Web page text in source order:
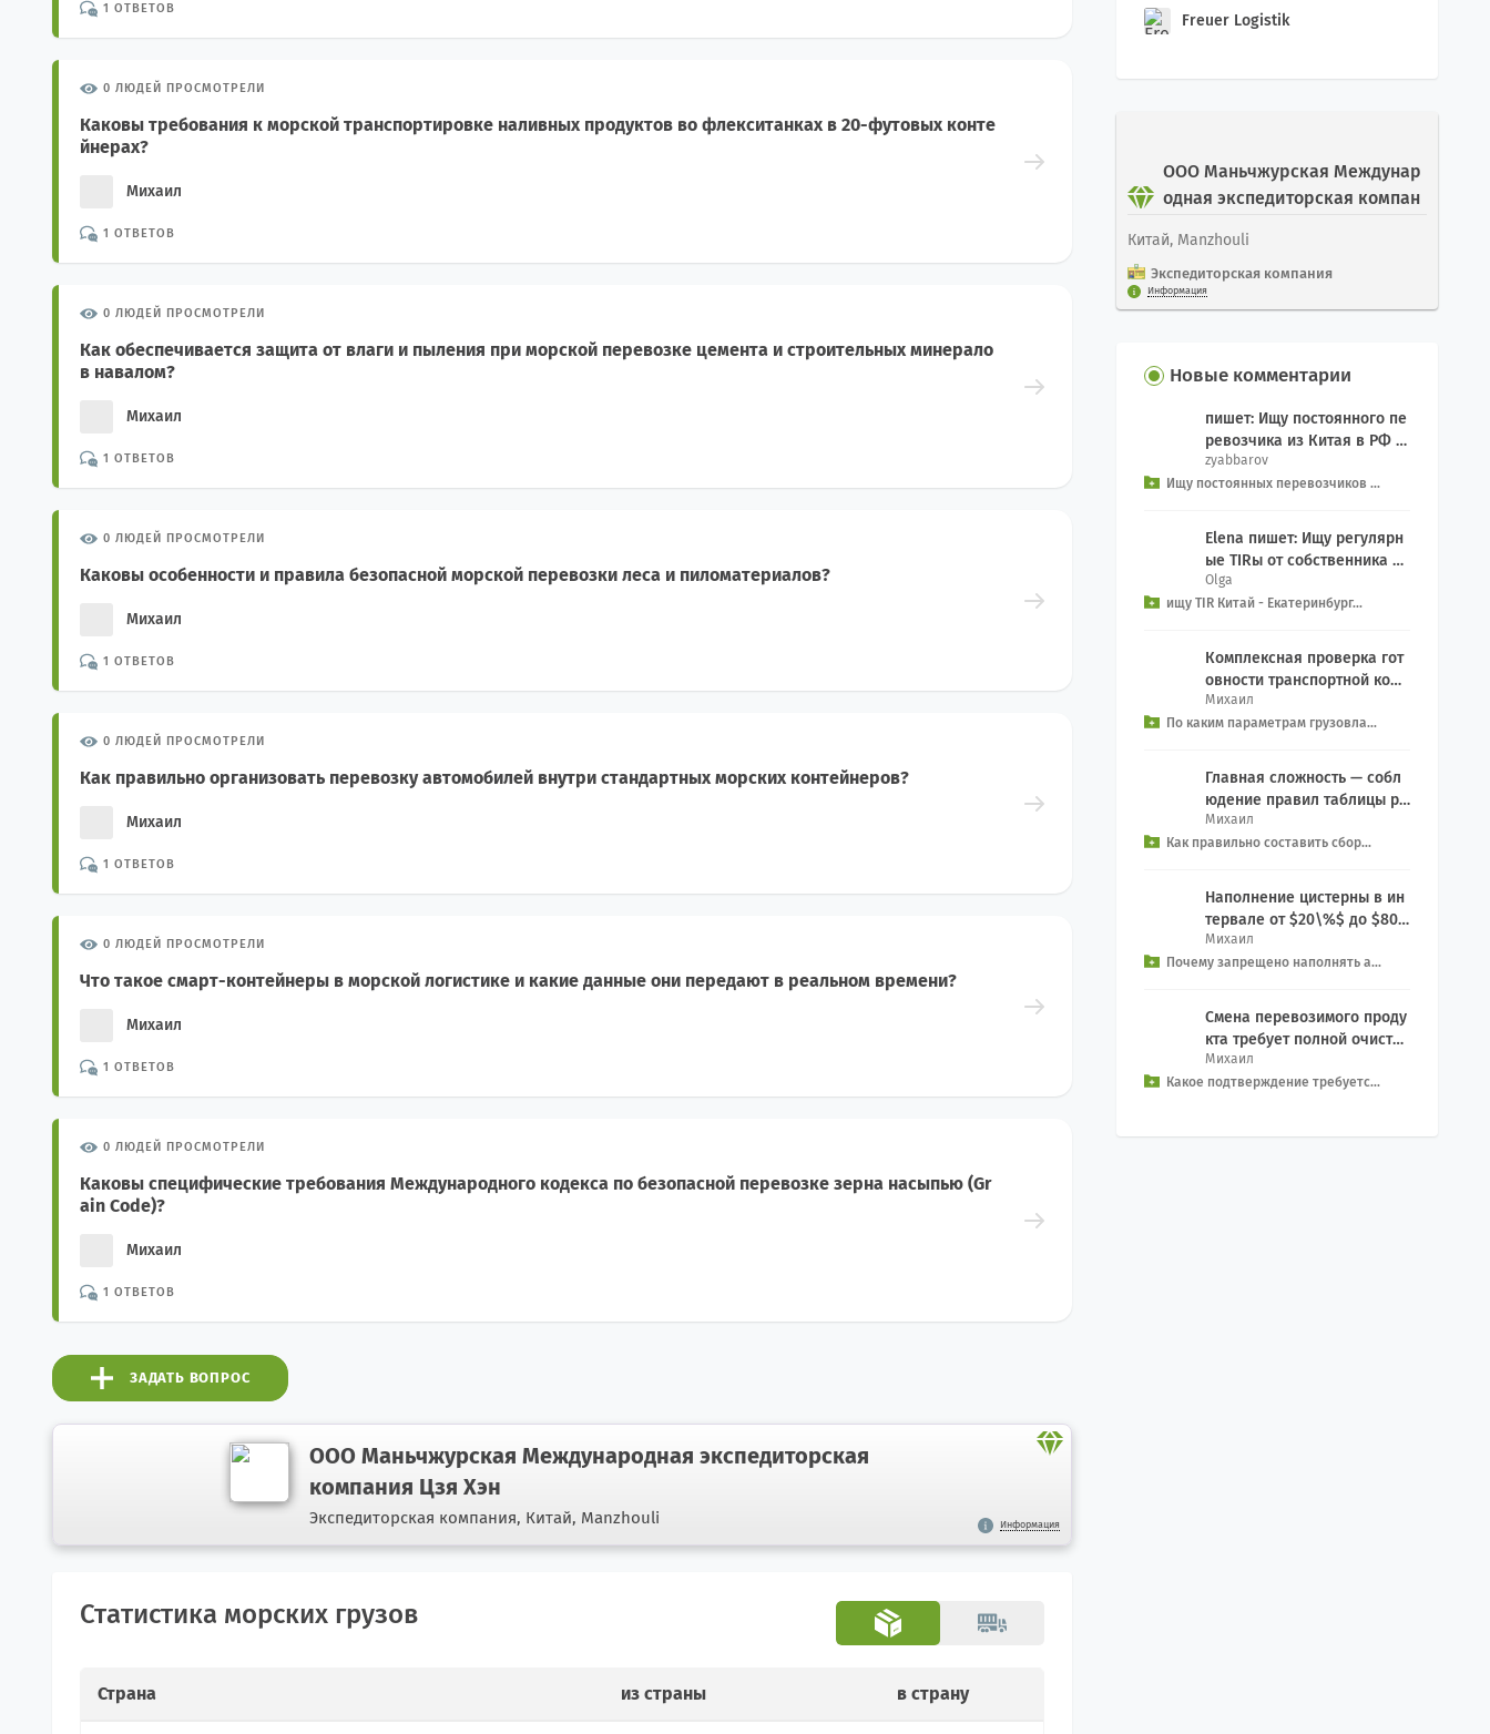
1 ОТВЕТОВ
0 ЛЮДЕЙ ПРОСМОТРЕЛИ
Каковы требования к морской транспортировке наливных продуктов во флекситанках в 20-футовых конте
йнерах?
Михаил
1 ОТВЕТОВ
0 ЛЮДЕЙ ПРОСМОТРЕЛИ
Как обеспечивается защита от влаги и пыления при морской перевозке цемента и строительных минерало
в навалом?
Михаил
1 ОТВЕТОВ
0 ЛЮДЕЙ ПРОСМОТРЕЛИ
Каковы особенности и правила безопасной морской перевозки леса и пиломатериалов?
Михаил
1 ОТВЕТОВ
0 ЛЮДЕЙ ПРОСМОТРЕЛИ
Как правильно организовать перевозку автомобилей внутри стандартных морских контейнеров?
Михаил
1 ОТВЕТОВ
0 ЛЮДЕЙ ПРОСМОТРЕЛИ
Что такое смарт-контейнеры в морской логистике и какие данные они передают в реальном времени?
Михаил
1 ОТВЕТОВ
0 ЛЮДЕЙ ПРОСМОТРЕЛИ
Каковы специфические требования Международного кодекса по безопасной перевозке зерна насыпью (Gr
ain Code)?
Михаил
1 ОТВЕТОВ
ЗАДАТЬ ВОПРОС
ООО Маньчжурская Международная экспедиторская
компания Цзя Хэн
Экспедиторская компания, Китай, Manzhouli Информация
Статистика морских грузов
Страна из страны в страну
Freuer Logistik
ООО Маньчжурская Междунар
одная экспедиторская компан
Китай, Manzhouli
Экспедиторская компания
Информация
Новые комментарии
пишет: Ищу постоянного пе
ревозчика из Китая в РФ д
ля еженедельного Добрый
день, как связ...
zyabbarov
Ищу постоянных перевозчиков ...
Elena пишет: Ищу регулярн
ые TIRы от собственника се
рвиса на Екатеринбург из к
итая, EXW We...
Olga
ищу TIR Китай - Екатеринбург...
Комплексная проверка гот
овности транспортной комп
ании включает контрольны
й чек-лист: Прове...
Михаил
По каким параметрам грузовла...
Главная сложность — собл
юдение правил таблицы ра
зделения (Segregation): За
прет на совместн...
Михаил
Как правильно составить сбор...
Наполнение цистерны в ин
тервале от $20\%$ до $80\
%$ создает смертельную уг
розу опрокидыван...
Михаил
Почему запрещено наполнять а...
Смена перевозимого проду
кта требует полной очистки
емкости: Процедура: Включ
ает в себя про...
Михаил
Какое подтверждение требуетс...